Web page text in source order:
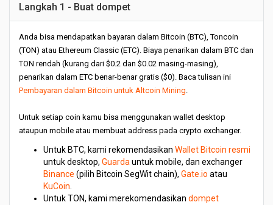
Langkah 1 - Buat dompet
Anda bisa mendapatkan bayaran dalam Bitcoin (BTC), Toncoin
(TON) atau Ethereum Classic (ETC). Biaya penarikan dalam BTC dan
TON rendah (kurang dari $0.2 dan $0.02 masing-masing),
penarikan dalam ETC benar-benar gratis ($0). Baca tulisan ini
Pembayaran dalam Bitcoin untuk Altcoin Mining.
Untuk setiap coin kamu bisa menggunakan wallet desktop
ataupun mobile atau membuat address pada crypto exchanger.
Untuk BTC, kami rekomendasikan Wallet Bitcoin resmi
untuk desktop, Guarda untuk mobile, dan exchanger
Binance (pilih Bitcoin SegWit chain), Gate.io atau
KuCoin
Untuk TON, kami merekomendasikan dompet